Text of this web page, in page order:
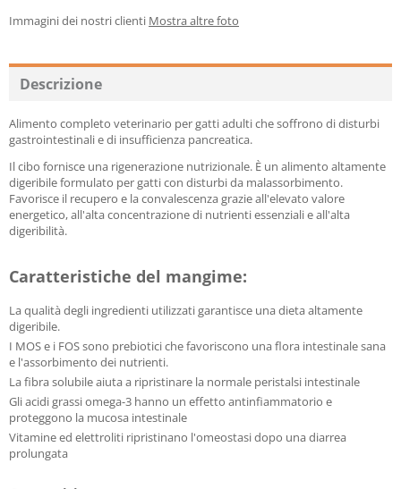
Immagini dei nostri clienti Mostra altre foto
Descrizione
Alimento completo veterinario per gatti adulti che soffrono di disturbi
gastrointestinali e di insufficienza pancreatica.
Il cibo fornisce una rigenerazione nutrizionale. È un alimento altamente
digeribile formulato per gatti con disturbi da malassorbimento.
Favorisce il recupero e la convalescenza grazie all'elevato valore
energetico, all'alta concentrazione di nutrienti essenziali e all'alta
digeribilità.
Caratteristiche del mangime:
La qualità degli ingredienti utilizzati garantisce una dieta altamente
digeribile.
I MOS e i FOS sono prebiotici che favoriscono una flora intestinale sana
e l'assorbimento dei nutrienti.
La fibra solubile aiuta a ripristinare la normale peristalsi intestinale
Gli acidi grassi omega-3 hanno un effetto antinfiammatorio e
proteggono la mucosa intestinale
Vitamine ed elettroliti ripristinano l'omeostasi dopo una diarrea
prolungata